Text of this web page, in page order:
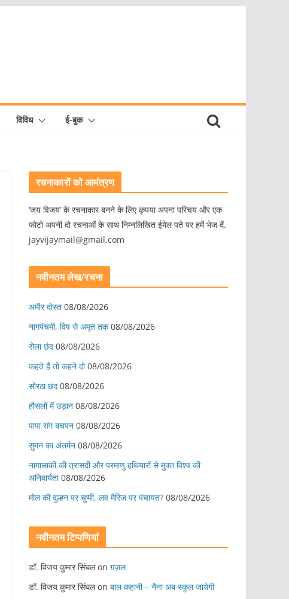
विविध ई-बुक
रचनाकारों को आमंत्रण
‘जय विजय’ के रचनाकार बनने के लिए कृपया अपना परिचय और एक
फोटो अपनी दो रचनाओं के साथ निम्नलिखित ईमेल पते पर हमें भेज दें.
jayvijaymail@gmail.com
नवीनतम लेख/रचना
अमीर दोस्त 08/08/2026
नागपंचमी, ​विष से अमृत तक 08/08/2026
रोला छंद 08/08/2026
कहते हैं तो कहने दो 08/08/2026
सोरठा छंद 08/08/2026
हौसलों में उड़ान 08/08/2026
पापा संग बचपन 08/08/2026
सुमन का अंतर्मन 08/08/2026
नागासाकी की त्रासदी और परमाणु हथियारों से मुक्त विश्व की
अनिवार्यता 08/08/2026
मोल की दुल्हन पर चुप्पी, लव मैरिज पर पंचायत? 08/08/2026
नवीनतम टिप्पणियां
डॉ. विजय कुमार सिंघलon ग़ज़ल
डॉ. विजय कुमार सिंघलon बाल कहानी – नैना अब स्कूल जायेगी